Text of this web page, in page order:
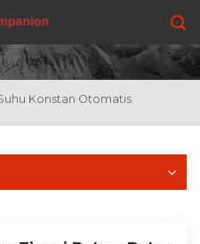
Konstan Otomatis